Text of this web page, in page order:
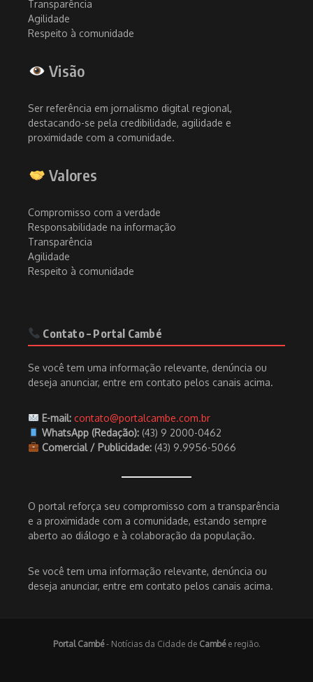
Transparência
Agilidade
Respeito à comunidade
Visão
Ser referência em jornalismo digital regional,
destacando-se pela credibilidade, agilidade e
proximidade com a comunidade.
Valores
Compromisso com a verdade
Responsabilidade na informação
Transparência
Agilidade
Respeito à comunidade
Contato – Portal Cambé
Se você tem uma informação relevante, denúncia ou
deseja anunciar, entre em contato pelos canais acima.
E-mail: contato@portalcambe.com.br
WhatsApp (Redação):(43) 9 2000-0462
Comercial / Publicidade:(43) 9.9956-5066
O portal reforça seu compromisso com a transparência
e a proximidade com a comunidade, estando sempre
aberto ao diálogo e à colaboração da população.
Se você tem uma informação relevante, denúncia ou
deseja anunciar, entre em contato pelos canais acima.
Portal Cambé- Notícias da Cidade de Cambée região.